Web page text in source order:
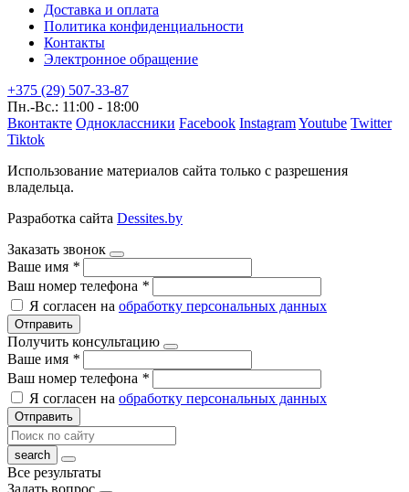
Доставка и оплата
Политика конфиденциальности
Контакты
Электронное обращение
+375 (29) 507-33-87
Пн.-Вс.: 11:00 - 18:00
Вконтакте Одноклассники Facebook InstagramYoutube Twitter
Tiktok
Использование материалов сайта только с разрешения
владельца.
Разработка сайта Dessites.by
Заказать звонок
Ваше имя *
Ваш номер телефона *
Я согласен на обработку персональных данных
Отправить
Получить консультацию
Ваше имя *
Ваш номер телефона *
Я согласен на обработку персональных данных
Отправить
Все результаты
Задать вопрос